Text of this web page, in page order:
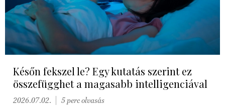
Későn fekszel le? Egy kutatás szerint ez
összefügghet a magasabb intelligenciával
2026.07.02. 5 perc olvasás